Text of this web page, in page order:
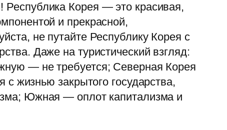
Корея — это красивая,
и прекрасной,
не путайте Республику Корея с
Даже на туристический взгляд:
— не требуется; Северная Корея
с жизнью закрытого государства,
Южная — оплот капитализма и